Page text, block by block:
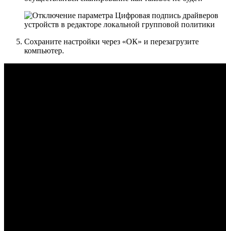
Сохраните настройки через «ОК» и перезагрузите
компьютер.